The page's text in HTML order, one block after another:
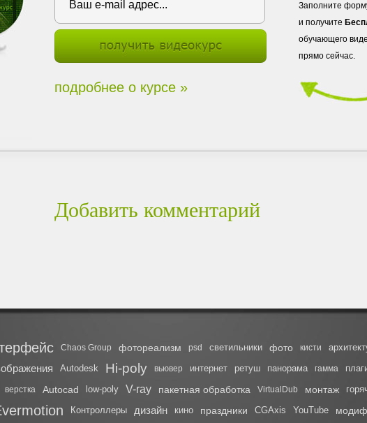
подробнее о курсе »
Заполните
и получите
обучающего
прямо сейчас.
Добавить комментарий
Chaos Group фотореализм psd светильники фото кисти
Autodesk Hi-poly вьювер интернет ретуш панорама гамма
верстка Autocad low-poly V-ray пакетная обработка VirtualDub монтаж
Контроллеры дизайн кино праздники CGAxis YouTube